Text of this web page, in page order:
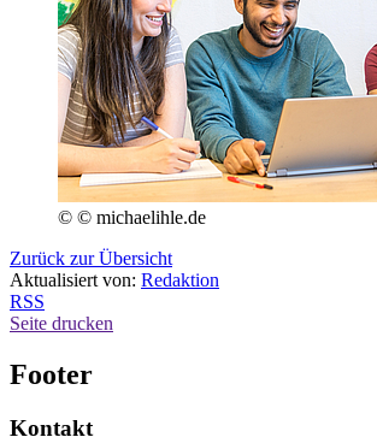
© © michaelihle.de
Zurück zur Übersicht
Aktualisiert von: Redaktion
RSS
Seite drucken
Footer
Kontakt